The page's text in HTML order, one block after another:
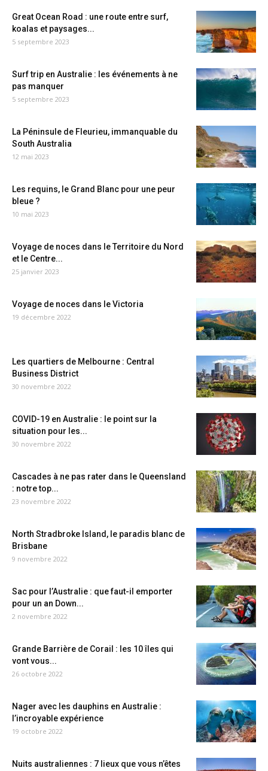
Great Ocean Road : une route entre surf,
koalas et paysages...
5 septembre 2023
Surf trip en Australie : les événements à ne
pas manquer
5 septembre 2023
La Péninsule de Fleurieu, immanquable du
South Australia
12 mai 2023
Les requins, le Grand Blanc pour une peur
bleue ?
10 mai 2023
Voyage de noces dans le Territoire du Nord
et le Centre...
25 janvier 2023
Voyage de noces dans le Victoria
19 décembre 2022
Les quartiers de Melbourne : Central
Business District
30 novembre 2022
COVID-19 en Australie : le point sur la
situation pour les...
30 novembre 2022
Cascades à ne pas rater dans le Queensland
: notre top...
23 novembre 2022
North Stradbroke Island, le paradis blanc de
Brisbane
9 novembre 2022
Sac pour l’Australie : que faut-il emporter
pour un an Down...
2 novembre 2022
Grande Barrière de Corail : les 10 îles qui
vont vous...
26 octobre 2022
Nager avec les dauphins en Australie :
l’incroyable expérience
19 octobre 2022
Nuits australiennes : 7 lieux que vous n’êtes